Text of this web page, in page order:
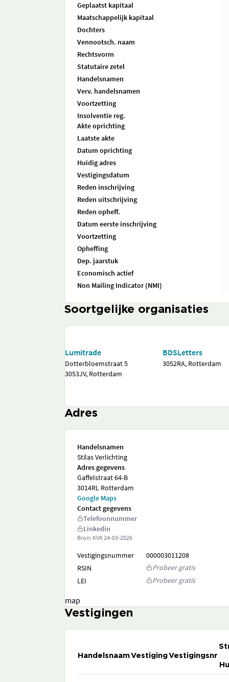
Geplaatst kapitaal
Maatschappelijk kapitaal
Dochters
Vennootsch. naam
Rechtsvorm
Statutaire zetel
Handelsnamen
Verv. handelsnamen
Voortzetting
Insolventie reg.
Akte oprichting
Laatste akte
Datum oprichting
Huidig adres
Vestigingsdatum
Reden inschrijving
Reden uitschrijving
Reden opheff.
Datum eerste inschrijving
Voortzetting
Opheffing
Dep. jaarstuk
Economisch actief
Non Mailing Indicator (NMI)
Soortgelijke organisaties
Lumitrade
Dotterbloemstraat 5
3053JV, Rotterdam
BDSLetters
3052RA, Rotterdam
Adres
Handelsnamen
Stilas Verlichting
Adres gegevens
Gaffelstraat 64-B
3014RL Rotterdam
Google Maps
Contact gegevens
Telefoonnummer
Linkedin
Bron: KVK24-03-2026
Vestigingsnummer
000003011208
RSIN
Probeer gratis
LEI
Probeer gratis
map
Vestigingen
HandelsnaamVestigingVestigingsnr